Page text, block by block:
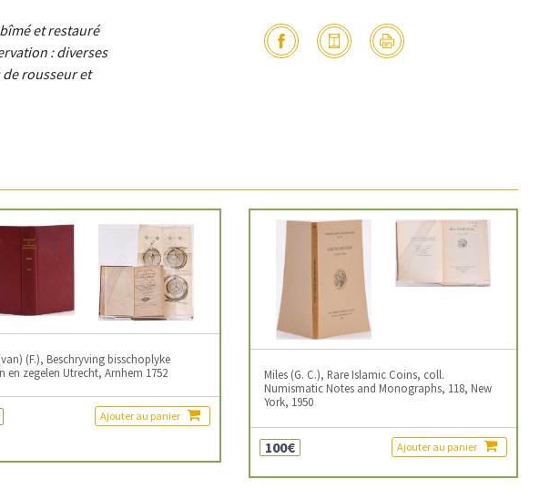
et restauré
: diverses
rousseur et
(F.), Beschryving bisschoplyke
en zegelen Utrecht, Arnhem 1752
Ajouter au panier
Miles (G. C.), Rare Islamic Coins, coll.
Numismatic Notes and Monographs, 118, New
York, 1950
100€ Ajouter au panier